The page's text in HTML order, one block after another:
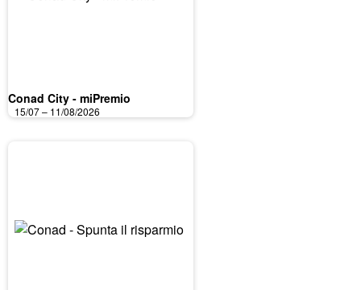
Conad City - miPremio
15/07 – 11/08/2026